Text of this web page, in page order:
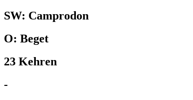
SW: Camprodon
O: Beget
23 Kehren
-